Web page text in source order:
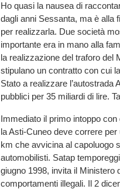
Ho quasi la nausea di
dagli anni Sessanta, ma è alla
per realizzarla. Due società
importante era in mano alla
la realizzazione del traforo del
stipulano un contratto con cui
Stato a realizzare l’autostrada
pubblici per 35 miliardi di lire.
Immediato il primo intoppo
la Asti-Cuneo deve correre
km che avvicina al capoluogo
automobilisti. Satap
giugno 1998, invita il Ministero
comportamenti illegali. Il 2